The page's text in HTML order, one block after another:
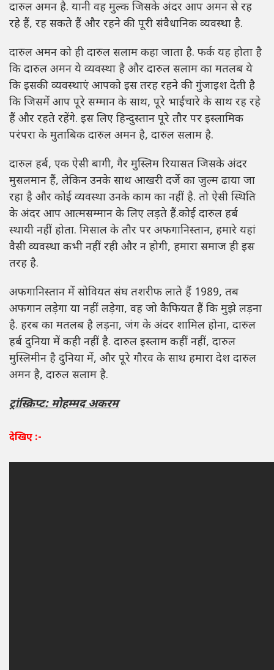
दारुल अमन है. यानी वह मुल्क जिसके अंदर आप अमन से रह
रहे हैं, रह सकते हैं और रहने की पूरी संवैधानिक व्यवस्था है.
दारुल अमन को ही दारुल सलाम कहा जाता है. फर्क यह होता है
कि दारुल अमन ये व्यवस्था है और दारुल सलाम का मतलब ये
कि इसकी व्यवस्थाएं आपको इस तरह रहने की गुंजाइश देती है
कि जिसमें आप पूरे सम्मान के साथ, पूरे भाईचारे के साथ रह रहे
हैं और रहते रहेंगे. इस लिए हिन्दुस्तान पूरे तौर पर इस्लामिक
परंपरा के मुताबिक दारुल अमन है, दारुल सलाम है.
दारुल हर्ब, एक ऐसी बागी, गैर मुस्लिम रियासत जिसके अंदर
मुसलमान हैं, लेकिन उनके साथ आखरी दर्जे का जुल्म ढाया जा
रहा है और कोई व्यवस्था उनके काम का नहीं है. तो ऐसी स्थिति
के अंदर आप आत्मसम्मान के लिए लड़ते हैं.कोई दारुल हर्ब
स्थायी नहीं होता. मिसाल के तौर पर अफगानिस्तान, हमारे यहां
वैसी व्यवस्था कभी नहीं रही और न होगी, हमारा समाज ही इस
तरह है.
अफगानिस्तान में सोवियत संघ तशरीफ लाते हैं 1989, तब
अफगान लड़ेगा या नहीं लड़ेगा, वह जो कैफियत हैं कि मुझे लड़ना
है. हरब का मतलब है लड़ना, जंग के अंदर शामिल होना, दारुल
हर्ब दुनिया में कही नहीं है. दारुल इस्लाम कहीं नहीं, दारुल
मुस्लिमीन है दुनिया में, और पूरे गौरव के साथ हमारा देश दारुल
अमन है, दारुल सलाम है.
ट्रांस्क्रिप्ट: मोहम्मद अकरम
देखिए :-